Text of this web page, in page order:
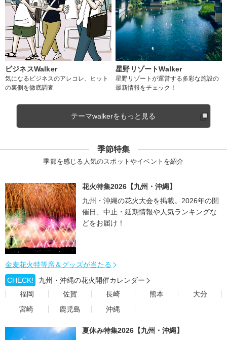
ビジネスWalker
気になるビジネスのアレコレ、ヒット
の裏側を徹底調査
星野リゾートWalker
星野リゾートが運営する多彩な施設の
最新情報をチェック！
テーマwalkerをもっと見る
季節特集
季節を感じる人気のスポットやイベントを紹介
花火特集2026【九州・沖縄】
九州・沖縄の花火大会を掲載。2026年の開
催日、中止・延期情報や人気ランキングな
どをお届け！
金麦花火特等席＆グッズが当たる
CHECK!
九州・沖縄の花火開催カレンダー
福岡
佐賀 長崎 熊本
大分
宮崎
鹿児島 沖縄
夏休み特集2026【九州・沖縄】